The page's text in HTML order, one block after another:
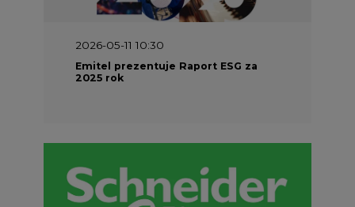
2026-05-11 10:30
Emitel prezentuje Raport ESG za
2025 rok